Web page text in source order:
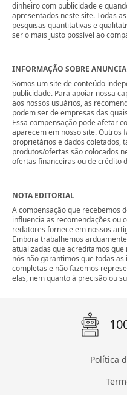
dinheiro com publicidade e
apresentados neste site. Todas
pesquisas quantitativas e
ser o mais justo possível ao
INFORMAÇÃO SOBRE
Somos um site de conteúdo
publicidade. Para apoiar nossa
aos nossos usuários, as
podem ser de empresas das
Essa compensação pode afetar
aparecem em nosso site. Outros
proprietários e dados coletados,
produtos/ofertas são colocados
ofertas financeiras ou de crédito
NOTA EDITORIAL
A compensação que recebemos
influencia as recomendações ou
redatores fornece em nossos
Embora trabalhemos
atualizadas que acreditamos
nós não garantimos que todas
completas e não fazemos
elas, nem quanto à precisão ou
Política